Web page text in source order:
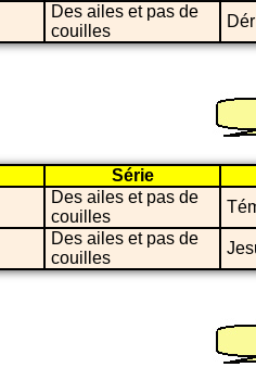
Des ailes et pas de
couilles
Série
Des ailes et pas de
couilles
Des ailes et pas de
couilles